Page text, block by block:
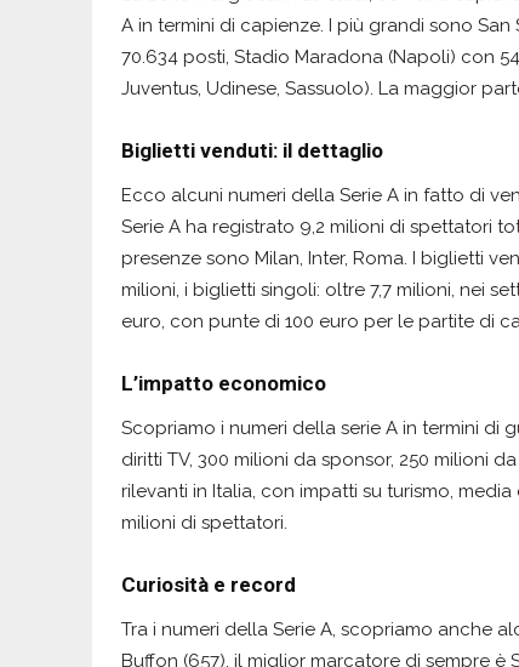
A in termini di capienze. I più grandi sono
70.634 posti, Stadio Maradona (Napoli) con
Juventus, Udinese, Sassuolo). La maggior
Biglietti venduti: il dettaglio
Ecco alcuni numeri della Serie A in fatto di
Serie A ha registrato 9,2 milioni di spettatori
presenze sono Milan, Inter, Roma. I biglietti
milioni, i biglietti singoli: oltre 7,7 milioni, nei
euro, con punte di 100 euro per le partite di
L’impatto economico
Scopriamo i numeri della serie A in termini di
diritti TV, 300 milioni da sponsor, 250 milioni
rilevanti in Italia, con impatti su turismo,
milioni di spettatori.
Curiosità e record
Tra i numeri della Serie A, scopriamo anche
Buffon (657), il miglior marcatore di sempre è